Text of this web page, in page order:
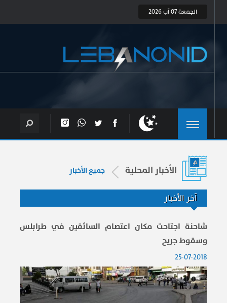
الجمعة 07 آب 2026
الأخبار المحلية جميع الأخبار
آخر الأخبار
شاحنة اجتاحت مكان اعتصام السائقين في طرابلس
وسقوط جريح
25-07-2018